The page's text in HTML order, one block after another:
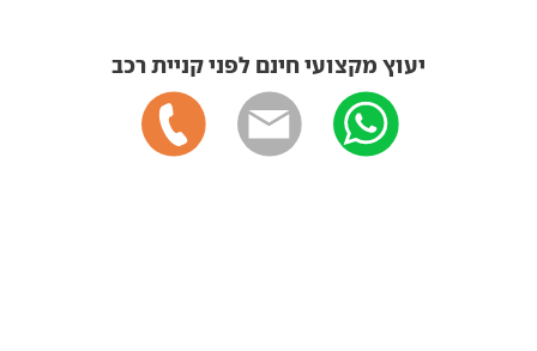
יעוץ מקצועי חינם לפני קניית רכב